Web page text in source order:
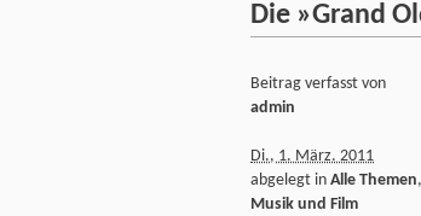
Die »Grand
Beitrag verfasst von
admin
Di., 1. März. 2011
abgelegt in Alle Themen,
Musik und Film